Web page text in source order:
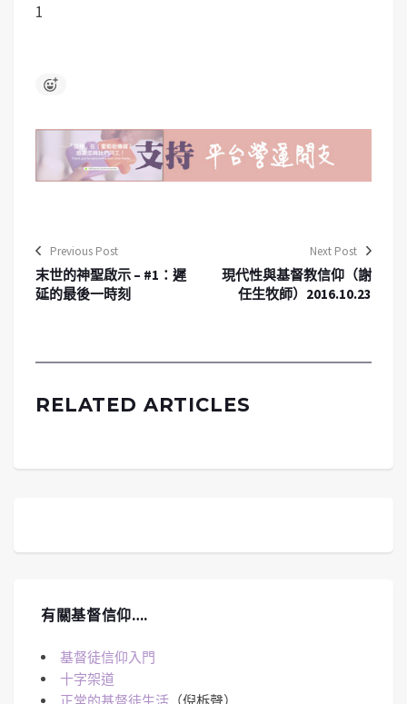
1
Previous Post
末世的神聖啟示 – #1：遲
延的最後一時刻
Next Post
現代性與基督教信仰（謝
任生牧師）2016.10.23
RELATED ARTICLES
有關基督信仰….
基督徒信仰入門
十字架道